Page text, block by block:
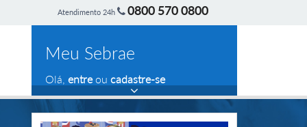
Atendimento 24h 0800 570 0800
Meu Sebrae
Olá, entreou cadastre-se